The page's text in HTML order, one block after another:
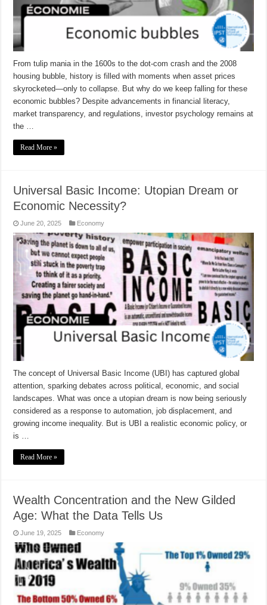
From tulip mania in the 1600s to the dot-com crash and the 2008
housing bubble, history is filled with moments when asset prices
skyrocketed—only to collapse. But why do we keep falling for these
economic bubbles? Despite advancements in financial literacy,
market transparency, and regulations, investor psychology remains at
the …
Read More »
Universal Basic Income: Utopian Dream or
Economic Necessity?
June 20, 2025 Economy
The concept of Universal Basic Income (UBI) has captured global
attention, sparking debates across political, economic, and social
landscapes. What was once a utopian dream is now being seriously
considered as a response to automation, job displacement, and
growing income inequality. But is UBI a realistic economic policy, or
is …
Read More »
Wealth Concentration and the New Gilded
Age: What the Data Tells Us
June 19, 2025 Economy